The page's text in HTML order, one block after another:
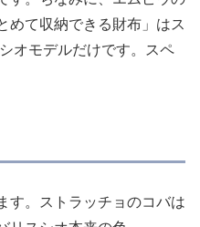
めて収納できる財布」はス
オモデルだけです。スペ
す。ストラッチョのコバは